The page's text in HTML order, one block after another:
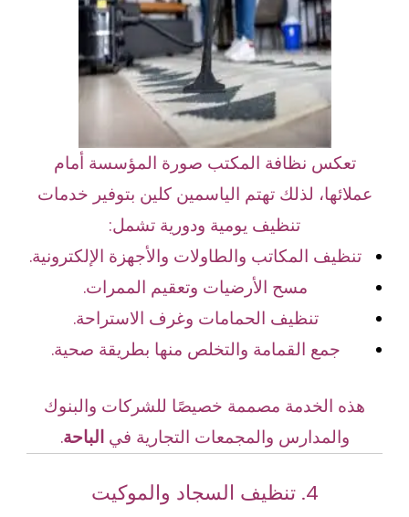
تعكس نظافة المكتب صورة المؤسسة أمام
عملائها، لذلك تهتم الياسمين كلين بتوفير خدمات
تنظيف يومية ودورية تشمل:
تنظيف المكاتب والطاولات والأجهزة الإلكترونية.
مسح الأرضيات وتعقيم الممرات.
تنظيف الحمامات وغرف الاستراحة.
جمع القمامة والتخلص منها بطريقة صحية.
هذه الخدمة مصممة خصيصًا للشركات والبنوك
والمدارس والمجمعات التجارية فيالباحة.
4. تنظيف السجاد والموكيت